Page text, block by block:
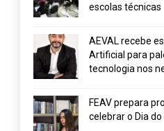
escolas técnicas
AEVAL recebe
Artificial para
tecnologia nos
FEAV prepara
celebrar o Dia